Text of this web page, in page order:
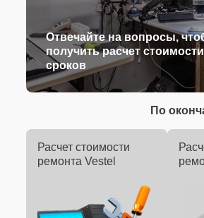
Отвечайте на вопросы,
получить расчет
сроков
По
Расчет стоимости
ремонта Vestel